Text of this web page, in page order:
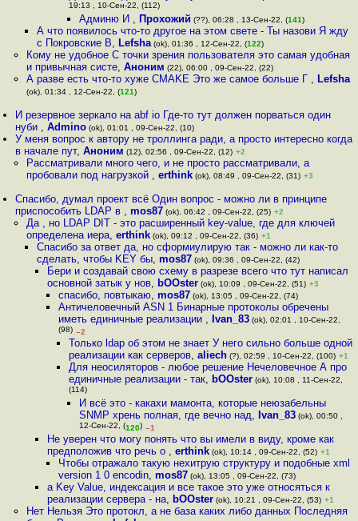
19:13 , 10-Сен-22, (112)
Админю И , Прохожий (??), 06:28 , 13-Сен-22, (141)
А что появилось что-то другое на этом свете - Ты назови Я жду
с Покровские В, Lefsha(ok), 01:36 , 12-Сен-22, (122)
Кому не удобное С точки зрения пользователя это самая удобная
и привычная систе, Аноним (22), 06:00 , 09-Сен-22, (22)
А разве есть что-то хуже CMAKE Это же самое больше Г , Lefsha
(ok), 01:34 , 12-Сен-22, (121)
И резервное зеркало на abf io Где-то тут должен порваться один
нуби ,Admino (ok), 01:01 , 09-Сен-22, (10)
У меня вопрос к автору не троллинга ради, а просто интересно когда
в начале пут,Аноним (12), 02:56 , 09-Сен-22, (12) +2
Рассматривали много чего, и не просто рассматривали, а
пробовали под нагрузкой , erthink(ok), 08:49 , 09-Сен-22, (31) +3
Спасибо, думал проект всё Один вопрос - можно ли в принципе
приспособить LDAP в ,mos87 (ok), 06:42 , 09-Сен-22, (25) +2
Да , но LDAP DIT - это расширенный key-value, где для ключей
определена иера, erthink(ok), 09:12 , 09-Сен-22, (36) +1
Спасибо за ответ да, но сформиулирую так - можно ли как-то
сделать, чтобы KEY бы, mos87(ok), 09:36 , 09-Сен-22, (42)
Бери и создавай свою схему в разрезе всего что тут написал
основной затык у нов, bOOster (ok), 10:09 , 09-Сен-22, (51) +3
спасибо, повтыкаю, mos87(ok), 13:05 , 09-Сен-22, (74)
Античеловечный ASN 1 Бинарные протоколы обречены
иметь единичные реализации , Ivan_83(ok), 02:01 , 10-Сен-22,
(98) –2
Только ldap об этом не знает У него сильно больше одной
реализации как серверов, aliech(?), 02:59 , 10-Сен-22, (100) +1
Для неосиляторов - любое решение Нечеловечное А про
единичные реализации - так, bOOster(ok), 10:08 , 11-Сен-22,
(114)
И всё это - какахи мамонта, которые неюзабельны
SNMP хрень полная, где вечно над, Ivan_83 (ok), 00:50 ,
12-Сен-22, (120) –1
Не уверен что могу понять что вы имели в виду, кроме как
предположив что речь о ,erthink (ok), 10:14 , 09-Сен-22, (52) +1
Чтобы отражало такую нехитрую структуру и подобные xml
version 1 0 encodin, mos87(ok), 13:05 , 09-Сен-22, (73)
а Key Value, индексация и все такое это уже относяться к
реализации сервера - на, bOOster (ok), 10:21 , 09-Сен-22, (53) +1
Нет Нельзя Это протокл, а не база каких либо данных Последняя